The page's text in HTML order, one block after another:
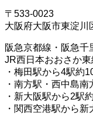
〒533-0023
大阪府大阪市東淀川
阪急京都線・阪急千
JR西日本おおさか
・梅田駅から4駅約
・南方駅・西中島
・新大阪駅から2駅
・関西空港駅から